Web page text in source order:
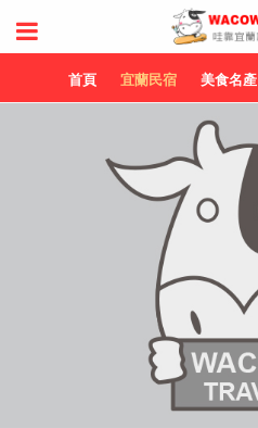
首頁 宜蘭民宿 美食名產